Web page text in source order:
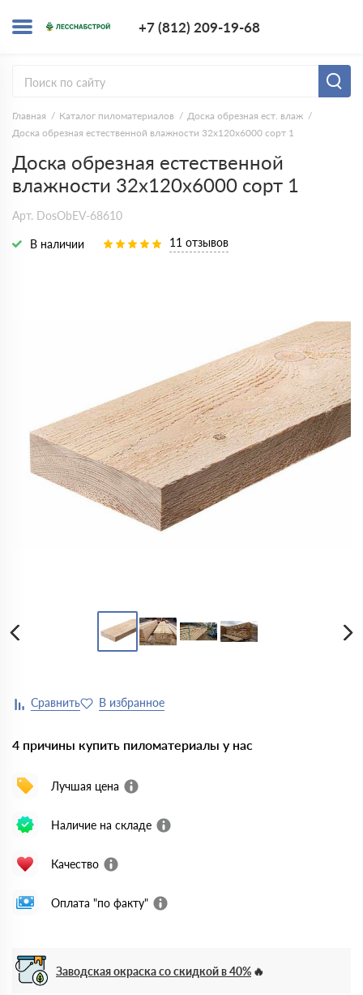
+7 (812) 209-19-68
Главная Каталог пиломатериалов
Доска обрезная ест. влаж
Доска обрезная естественной влажности 32х120х6000 сорт 1
Доска обрезная естественной
влажности 32х120х6000 сорт 1
Арт. DosObEV-68610
В наличии 11 отзывов
4 причины купить пиломатериалы у нас
Лучшая цена
Наличие на складе
Качество
Оплата "по факту"
Заводская окраска со скидкой в 40%